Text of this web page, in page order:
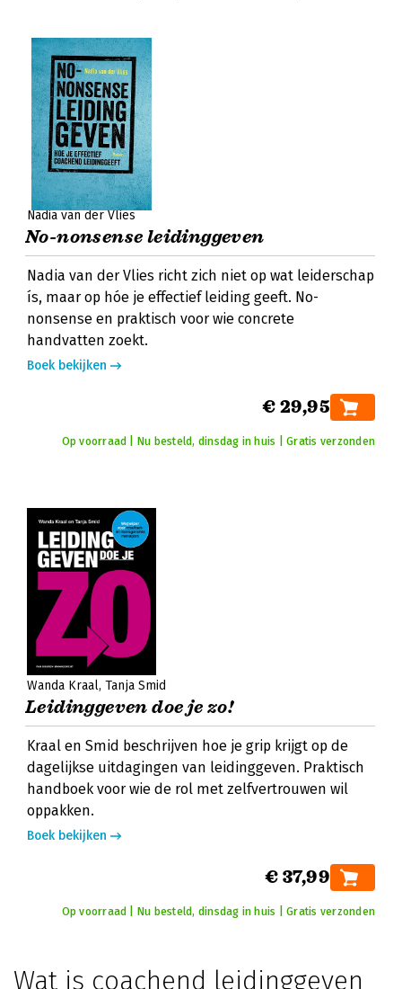
Nadia van der Vlies
No-nonsense leidinggeven
Nadia van der Vlies richt zich niet op wat leiderschap
ís, maar op hóe je effectief leiding geeft. No-
nonsense en praktisch voor wie concrete
handvatten zoekt.
Boek bekijken
€ 29,95
Op voorraad | Nu besteld, dinsdag in huis | Gratis verzonden
Wanda Kraal Tanja Smid
Leidinggeven doe je zo!
Kraal en Smid beschrijven hoe je grip krijgt op de
dagelijkse uitdagingen van leidinggeven. Praktisch
handboek voor wie de rol met zelfvertrouwen wil
oppakken.
Boek bekijken
€ 37,99
Op voorraad | Nu besteld, dinsdag in huis | Gratis verzonden
Wat is coachend leidinggeven